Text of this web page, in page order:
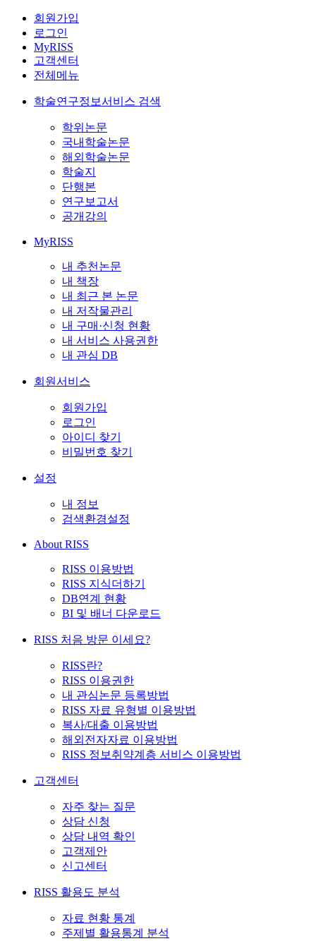
회원가입
로그인
MyRISS
고객센터
전체메뉴
학술연구정보서비스 검색
학위논문
국내학술논문
해외학술논문
학술지
단행본
연구보고서
공개강의
MyRISS
내 추천논문
내 책장
내 최근 본 논문
내 저작물관리
내 구매·신청 현황
내 서비스 사용권한
내 관심 DB
회원서비스
회원가입
로그인
아이디 찾기
비밀번호 찾기
설정
내 정보
검색환경설정
About RISS
RISS 이용방법
RISS 지식더하기
DB연계 현황
BI 및 배너 다운로드
RISS 처음 방문 이세요?
RISS란?
RISS 이용권한
내 관심논문 등록방법
RISS 자료 유형별 이용방법
복사/대출 이용방법
해외전자자료 이용방법
RISS 정보취약계층 서비스 이용방법
고객센터
자주 찾는 질문
상담 신청
상담 내역 확인
고객제안
신고센터
RISS 활용도 분석
자료 현황 통계
주제별 활용통계 분석